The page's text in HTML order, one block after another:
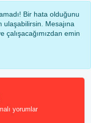
Bir hata olduğunu
ulaşabilirsin. Mesajına
emin
yorumlar